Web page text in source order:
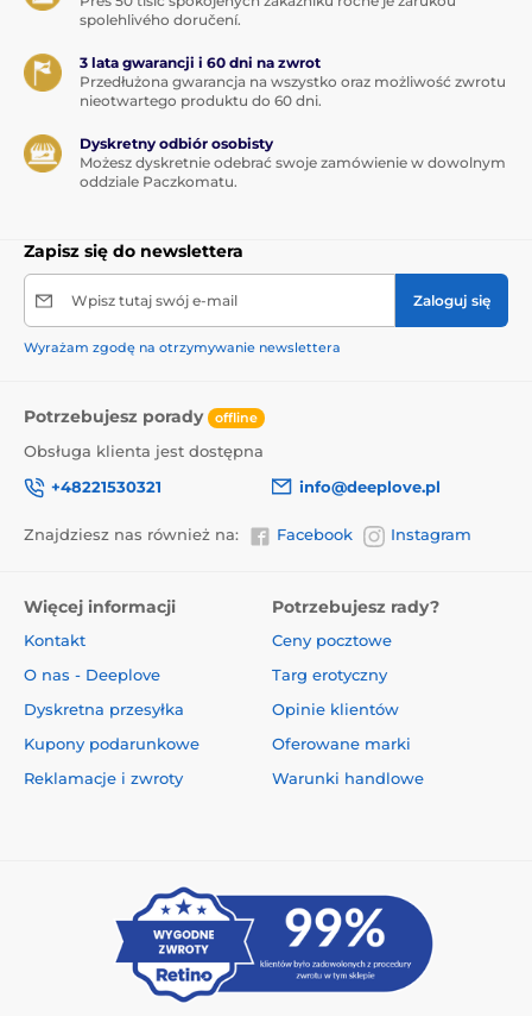
spolehlivého doručení.
3 lata gwarancji i 60 dni na zwrot
Przedłużona gwarancja na wszystko oraz możliwość zwrotu
nieotwartego produktu do 60 dni.
Dyskretny odbiór osobisty
Możesz dyskretnie odebrać swoje zamówienie w dowolnym
oddziale Paczkomatu.
Zapisz się do newslettera
Wpisz tutaj swój e-mail Zaloguj się
Wyrażam zgodę na otrzymywanie newslettera
Potrzebujesz porady offline
Obsługa klienta jest dostępna
+48221530321
info@deeplove.pl
Znajdziesz nas również na: Facebook Instagram
Więcej informacji
Kontakt
O nas - Deeplove
Dyskretna przesyłka
Kupony podarunkowe
Reklamacje i zwroty
Potrzebujesz rady?
Ceny pocztowe
Targ erotyczny
Opinie klientów
Oferowane marki
Warunki handlowe